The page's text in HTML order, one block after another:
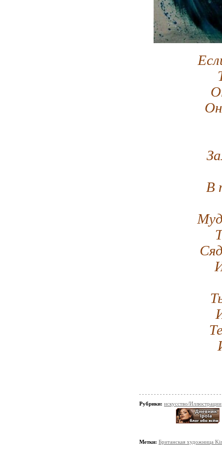
В
Рубрики: искусство/Иллюстрации
Метки: Британская художница